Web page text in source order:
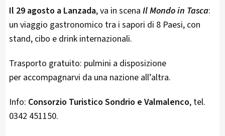
Il 29 agosto a Lanzada, va in scena Il Mondo in Tasca:
un viaggio gastronomico tra i sapori di 8 Paesi, con
stand, cibo e drink internazionali.
Trasporto gratuito: pulmini a disposizione
per accompagnarvi da una nazione all’altra.
Info: Consorzio Turistico Sondrio e Valmalenco, tel.
0342 451150.